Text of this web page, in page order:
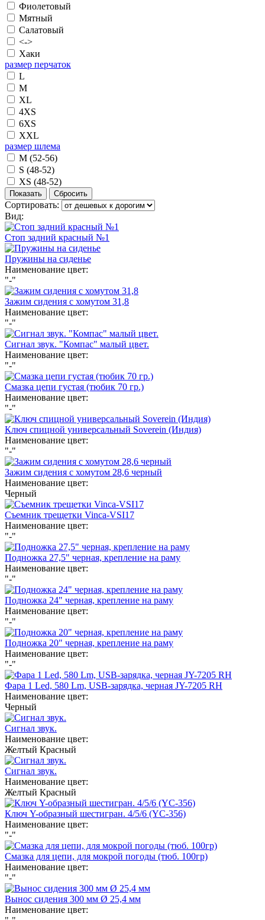
Фиолетовый
Мятный
Салатовый
<->
Хаки
размер перчаток
L
M
XL
4XS
6XS
XXL
размер шлема
M (52-56)
S (48-52)
XS (48-52)
Сортировать:
Вид:
Стоп задний красный №1
Пружины на сиденье
Наименование цвет:
"-"
Зажим сидения с хомутом 31,8
Наименование цвет:
"-"
Сигнал звук. "Компас" малый цвет.
Наименование цвет:
"-"
Смазка цепи густая (тюбик 70 гр.)
Наименование цвет:
"-"
Ключ спицной универсальный Soverein (Индия)
Наименование цвет:
"-"
Зажим сидения с хомутом 28,6 черный
Наименование цвет:
Черный
Съемник трещетки Vinca-VSI17
Наименование цвет:
"-"
Подножка 27,5" черная, крепление на раму
Наименование цвет:
"-"
Подножка 24" черная, крепление на раму
Наименование цвет:
"-"
Подножка 20" черная, крепление на раму
Наименование цвет:
"-"
Фара 1 Led, 580 Lm, USB-зарядка, черная JY-7205 RH
Наименование цвет:
Черный
Сигнал звук.
Наименование цвет:
Желтый Красный
Сигнал звук.
Наименование цвет:
Желтый Красный
Ключ Y-образный шестигран. 4/5/6 (YC-356)
Наименование цвет:
"-"
Смазка для цепи, для мокрой погоды (тюб. 100гр)
Наименование цвет:
"-"
Вынос сидения 300 мм Ø 25,4 мм
Наименование цвет: